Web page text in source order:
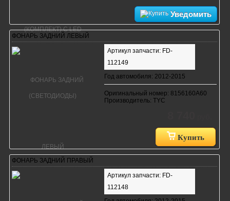
Уведомить
ФОНАРЬ ЗАДНИЙ ЛЕВЫЙ
Артикул запчасти: FD-
112149
Год автомобиля: 2012-2015
Оригинальный номер: 8156160A60
Производитель: TYC
Купить
ФОНАРЬ ЗАДНИЙ ПРАВЫЙ
Артикул запчасти: FD-
112148